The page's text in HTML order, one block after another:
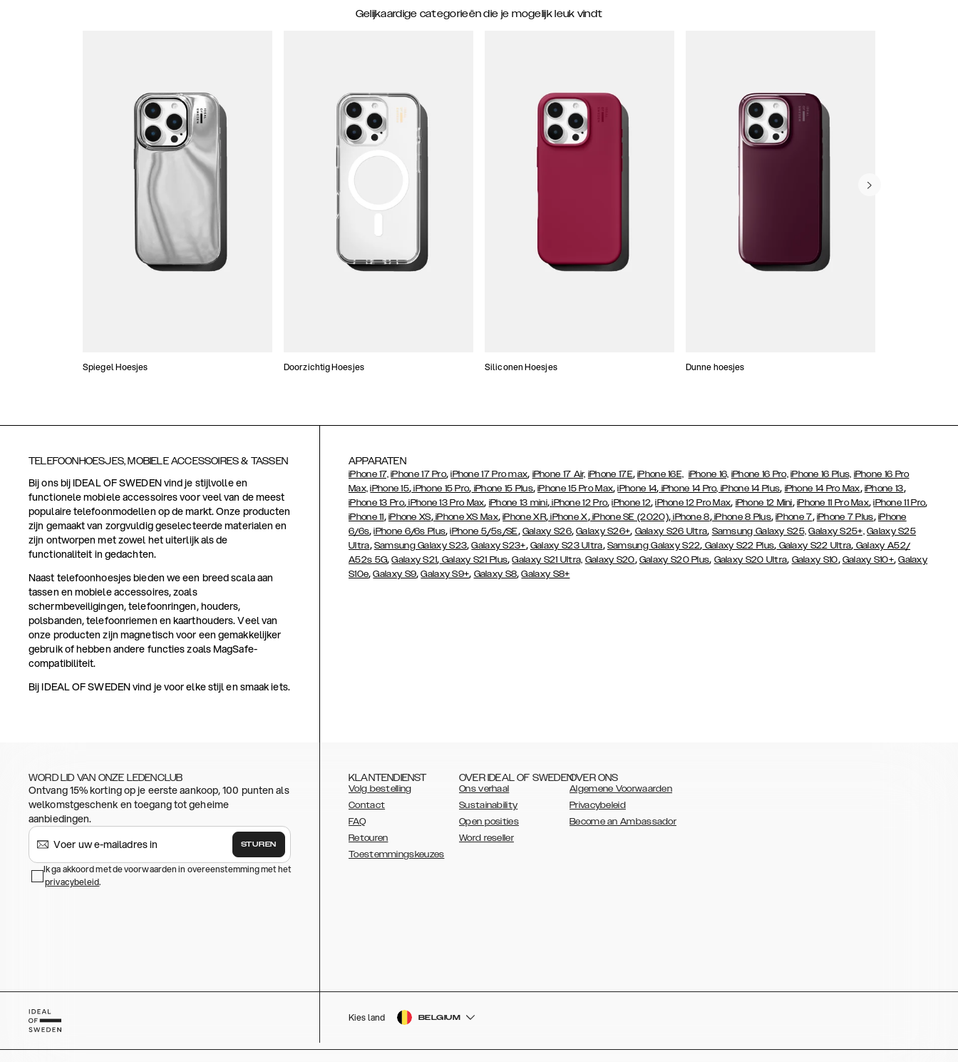
Gelijkaardige categorieën die je mogelijk leuk vindt
Spiegel Hoesjes Doorzichtig Hoesjes Siliconen Hoesjes Dunne hoesjes
TELEFOONHOESJES, MOBIELE ACCESSOIRES & TASSEN
Bij ons bij IDEAL OF SWEDEN vind je stijlvolle en
functionele mobiele accessoires voor veel van de meest
populaire telefoonmodellen op de markt. Onze producten
zijn gemaakt van zorgvuldig geselecteerde materialen en
zijn ontworpen met zowel het uiterlijk als de
functionaliteit in gedachten.
Naast telefoonhoesjes bieden we een breed scala aan
tassen en mobiele accessoires, zoals
schermbeveiligingen, telefoonringen, houders,
polsbanden, telefoonriemen en kaarthouders. Veel van
onze producten zijn magnetisch voor een gemakkelijker
gebruik of hebben andere functies zoals MagSafe-
compatibiliteit.
Bij IDEAL OF SWEDEN vind je voor elke stijl en smaak iets.
APPARATEN
iPhone 17, iPhone 17 Pro,iPhone 17 Pro max, iPhone 17 Air, iPhone 17E,iPhone 16E, iPhone 16, iPhone 16 Pro, iPhone 16 Plus, iPhone 16 Pro
Max, iPhone 15, iPhone 15 Pro, iPhone 15 Plus,iPhone 15 Pro Max,iPhone 14, iPhone 14 Pro, iPhone 14 Plus, iPhone 14 Pro Max, iPhone 13,
iPhone 13 Pro, iPhone 13 Pro Max, iPhone 13 mini,iPhone 12 Pro,iPhone 12,iPhone 12 Pro Max, iPhone 12 Mini, iPhone 11 Pro Max,iPhone 11 Pro,
iPhone 11, iPhone XS,iPhone XS Max,iPhone XR,iPhone X,iPhone SE (2020),iPhone 8,iPhone 8 Plus,iPhone 7, iPhone 7 Plus, iPhone
6/6s,iPhone 6/6s Plus,iPhone 5/5s/SE, Galaxy S26,Galaxy S26+, Galaxy S26 Ultra, Samsung Galaxy S25, Galaxy S25+, Galaxy S25
Ultra, Samsung Galaxy S23,Galaxy S23+, Galaxy S23 Ultra, Samsung Galaxy S22, Galaxy S22 Plus, Galaxy S22 Ultra, Galaxy A52/
A52s 5G,Galaxy S21, Galaxy S21 Plus,Galaxy S21 Ultra, Galaxy S20, Galaxy S20 Plus, Galaxy S20 Ultra, Galaxy S10, Galaxy S10+,Galaxy
S10e,Galaxy S9,Galaxy S9+, Galaxy S8,Galaxy S8+
WORD LID VAN ONZE LEDENCLUB
Ontvang 15% korting op je eerste aankoop, 100 punten als
welkomstgeschenk en toegang tot geheime
aanbiedingen.
STUREN
Ik ga akkoord met de voorwaarden in overeenstemming met het
privacybeleid.
KLANTENDIENST
Volg bestelling
Contact
FAQ
Retouren
Toestemmingskeuzes
OVER IDEAL OF SWEDEN
Ons verhaal
Sustainability
Open posities
Word reseller
OVER ONS
Algemene Voorwaarden
Privacybeleid
Become an Ambassador
Kies land BELGIUM
AUSTRALIA
ESPAÑOL